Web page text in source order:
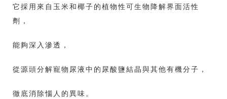
它採用來自玉米和椰子的植物性可生物降解界面活性
劑，
能夠深入滲透，
從源頭分解寵物尿液中的尿酸鹽結晶與其他有機分子，
徹底消除惱人的異味。